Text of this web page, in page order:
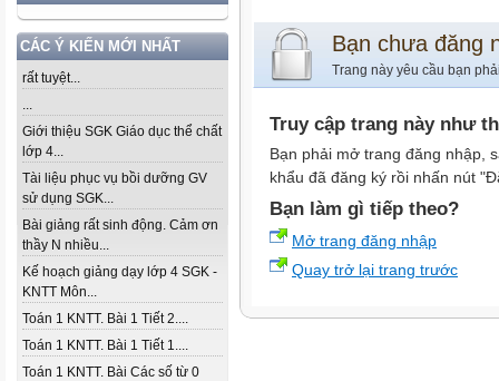
CÁC Ý KIẾN MỚI NHẤT
rất tuyệt...
...
Giới thiệu SGK Giáo dục thể chất
lớp 4...
Tài liệu phục vụ bồi dưỡng GV
sử dụng SGK...
Bài giảng rất sinh động. Cảm ơn
thầy N nhiều...
Kế hoạch giảng dạy lớp 4 SGK -
KNTT Môn...
Toán 1 KNTT. Bài 1 Tiết 2....
Toán 1 KNTT. Bài 1 Tiết 1....
Toán 1 KNTT. Bài Các số từ 0
Bạn chưa đăng
Trang này yêu cầu bạn
Truy cập trang này như
Bạn phải mở trang đăng nhập,
khẩu đã đăng ký rồi nhấn nút
Bạn làm gì tiếp theo?
Mở trang đăng nhập
Quay trở lại trang trước